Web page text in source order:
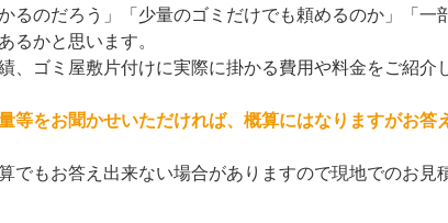
るのだろう」「少量のゴミだけでも頼めるのか」「一
かと思います。
、ゴミ屋敷片付けに実際に掛かる費用や料金をご紹介
等をお聞かせいただければ、概算にはなりますがお答
でもお答え出来ない場合がありますので現地でのお見